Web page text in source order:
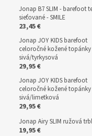
Jonap B7 SLIM - barefoot
sieťované - SMILE
23,45 €
Jonap JOY KIDS barefoot
celoročné kožené topánky
sivá/tyrkysová
29,95 €
Jonap JOY KIDS barefoot
celoročné kožené topánky
sivá/limetková
29,95 €
Jonap Airy SLIM ružová
19,95 €